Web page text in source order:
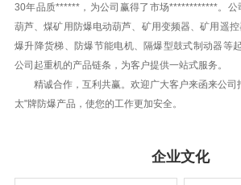
30年品质******，为公司赢得了市场************。公
葫芦、煤矿用防爆电动葫芦、矿用变频器、矿用遥
爆升降货梯、防爆节能电机、隔爆型鼓式制动器等
公司起重机的产品链条，为客户提供一站式服务。
精诚合作，互利共赢。欢迎广大客户来函来公
太"牌防爆产品，使您的工作更加安全。
企业文化